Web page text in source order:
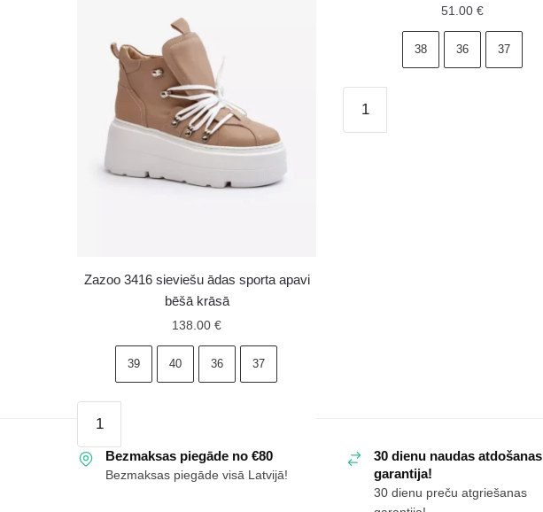
Zazoo 3416 sieviešu ādas sporta apavi
bēšā krāsā
138.00 €
39 40 36 37
3416
sieviešu
ādas
51.00 €
38 36 37
ādas
Bezmaksas piegāde no €80
Bezmaksas piegāde visā Latvijā!
30 dienu naudas atdošanas
garantija!
30 dienu preču atgriešanas